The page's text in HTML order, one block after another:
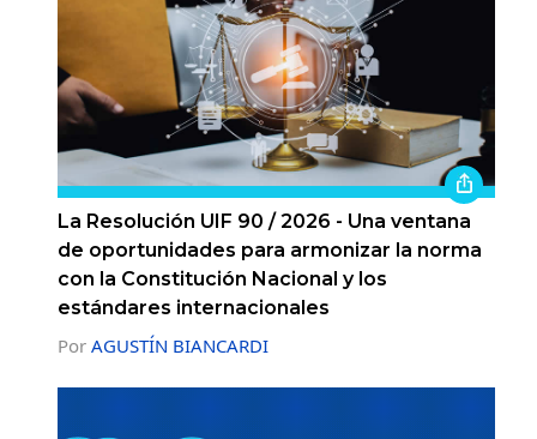
La Resolución UIF 90 / 2026 - Una ventana
de oportunidades para armonizar la norma
con la Constitución Nacional y los
estándares internacionales
Por AGUSTÍN BIANCARDI